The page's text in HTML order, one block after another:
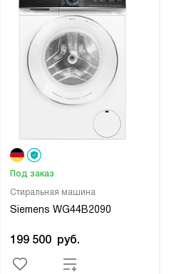
Стиральная машина
Siemens WG44B2090
Под заказ
199 500 руб.